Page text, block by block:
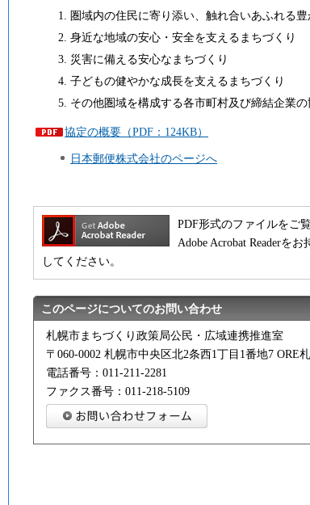
圏域内の住民に寄り添い、触れ合いあふれる豊
身近な地域の安心・安全を支えるまちづくり
災害に備える安心なまちづくり
子どもの健やかな成長を支えるまちづくり
その他圏域を構成する各市町村及び締結企業
協定の概要（PDF：124KB）
日本郵便株式会社のページへ
PDF形式のファイルをご
Adobe Acrobat Readerを
してください。
このページについてのお問い合わせ
札幌市まちづくり政策局公民・広域連携推進室
〒060-0002 札幌市中央区北2条西1丁目1番地7 ORE
電話番号：011-211-2281
ファクス番号：011-218-5109